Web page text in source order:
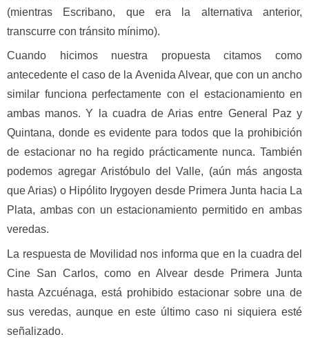
(mientras Escribano, que era la alternativa anterior,
transcurre con tránsito mínimo).
Cuando hicimos nuestra propuesta citamos como
antecedente el caso de la Avenida Alvear, que con un ancho
similar funciona perfectamente con el estacionamiento en
ambas manos. Y la cuadra de Arias entre General Paz y
Quintana, donde es evidente para todos que la prohibición
de estacionar no ha regido prácticamente nunca. También
podemos agregar Aristóbulo del Valle, (aún más angosta
que Arias) o Hipólito Irygoyen desde Primera Junta hacia La
Plata, ambas con un estacionamiento permitido en ambas
veredas.
La respuesta de Movilidad nos informa que en la cuadra del
Cine San Carlos, como en Alvear desde Primera Junta
hasta Azcuénaga, está prohibido estacionar sobre una de
sus veredas, aunque en este último caso ni siquiera esté
señalizado.